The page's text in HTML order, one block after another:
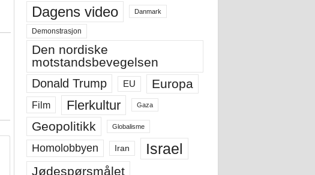
Dagens video Danmark
Demonstrasjon
Den nordiske
motstandsbevegelsen
Donald Trump EU Europa
Film Flerkultur Gaza
Geopolitikk Globalisme
Homolobbyen Iran Israel
Jødespørsmålet